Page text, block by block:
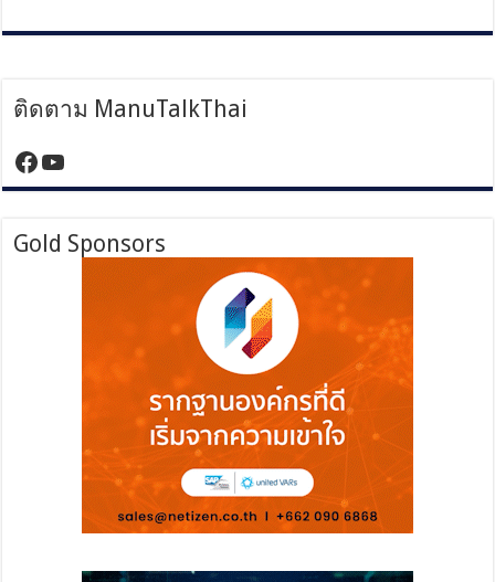
ติดตาม ManuTalkThai
https://www.facebook.com/
YouTube
Gold Sponsors